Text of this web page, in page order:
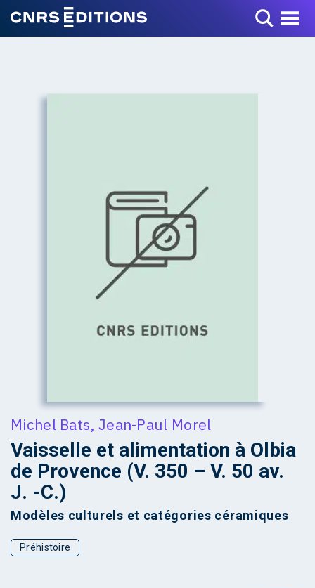
Toggle Menu
Michel Bats, Jean-Paul Morel
Vaisselle et alimentation à Olbia
de Provence (V. 350 – V. 50 av.
J. -C.)
Modèles culturels et catégories céramiques
Préhistoire